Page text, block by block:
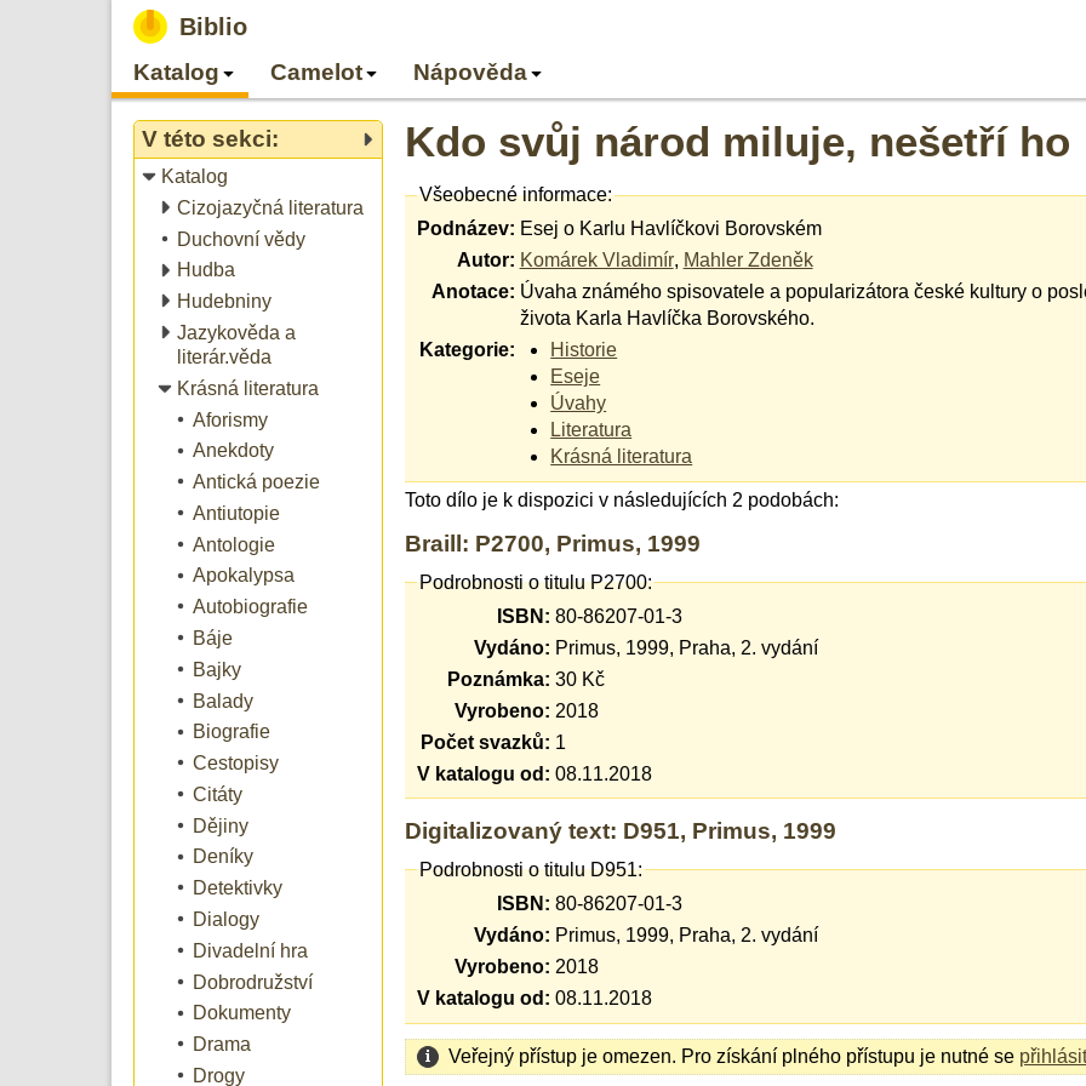
Biblio
Katalog Camelot Nápověda
V této sekci:
Katalog
Cizojazyčná literatura
Duchovní vědy
Hudba
Hudebniny
Jazykověda a
literár.věda
Krásná literatura
Aforismy
Anekdoty
Antická poezie
Antiutopie
Antologie
Apokalypsa
Autobiografie
Báje
Bajky
Balady
Biografie
Cestopisy
Citáty
Dějiny
Deníky
Detektivky
Dialogy
Divadelní hra
Dobrodružství
Dokumenty
Drama
Drogy
Kdo svůj národ miluje, nešetří ho
Všeobecné informace:
Podnázev: Esej o Karlu Havlíčkovi Borovském
Autor: Komárek Vladimír, Mahler Zdeněk
Anotace: Úvaha známého spisovatele a popularizátora české kultury o
života Karla Havlíčka Borovského.
Kategorie:
Historie
Eseje
Úvahy
Literatura
Krásná literatura
Toto dílo je k dispozici v následujících 2 podobách:
Braill: P2700, Primus, 1999
Podrobnosti o titulu P2700:
ISBN: 80-86207-01-3
Vydáno: Primus, 1999, Praha, 2. vydání
Poznámka: 30 Kč
Vyrobeno: 2018
Počet svazků: 1
V katalogu od: 08.11.2018
Digitalizovaný text: D951, Primus, 1999
Podrobnosti o titulu D951:
ISBN: 80-86207-01-3
Vydáno: Primus, 1999, Praha, 2. vydání
Vyrobeno: 2018
V katalogu od: 08.11.2018
Veřejný přístup je omezen. Pro získání plného přístupu je nutné se přihlásit